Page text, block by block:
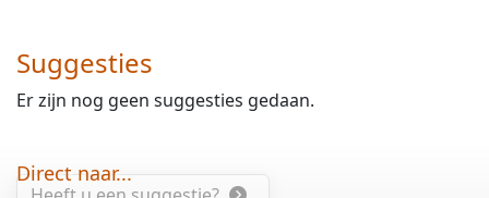
Suggesties
Er zijn nog geen suggesties gedaan.
Direct naar...